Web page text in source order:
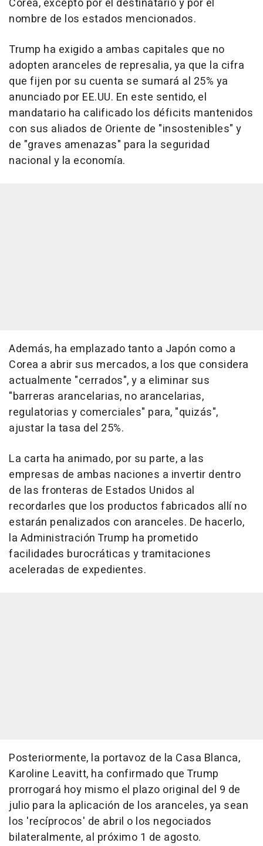
nombre de los estados mencionados.
Trump ha exigido a ambas capitales que no
adopten aranceles de represalia, ya que la cifra
que fijen por su cuenta se sumará al 25% ya
anunciado por EE.UU. En este sentido, el
mandatario ha calificado los déficits mantenidos
con sus aliados de Oriente de "insostenibles" y
de "graves amenazas" para la seguridad
nacional y la economía.
Además, ha emplazado tanto a Japón como a
Corea a abrir sus mercados, a los que considera
actualmente "cerrados", y a eliminar sus
"barreras arancelarias, no arancelarias,
regulatorias y comerciales" para, "quizás",
ajustar la tasa del 25%.
La carta ha animado, por su parte, a las
empresas de ambas naciones a invertir dentro
de las fronteras de Estados Unidos al
recordarles que los productos fabricados allí no
estarán penalizados con aranceles. De hacerlo,
la Administración Trump ha prometido
facilidades burocráticas y tramitaciones
aceleradas de expedientes.
Posteriormente, la portavoz de la Casa Blanca,
Karoline Leavitt, ha confirmado que Trump
prorrogará hoy mismo el plazo original del 9 de
julio para la aplicación de los aranceles, ya sean
los 'recíprocos' de abril o los negociados
bilateralmente, al próximo 1 de agosto.